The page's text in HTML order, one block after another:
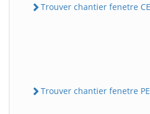
Trouver chantier fenetre
Trouver chantier fenetre